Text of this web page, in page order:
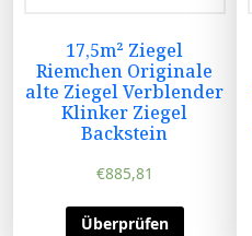
17,5m² Ziegel
Riemchen Originale
alte Ziegel Verblender
Klinker Ziegel
Backstein
€885,81
Überprüfen